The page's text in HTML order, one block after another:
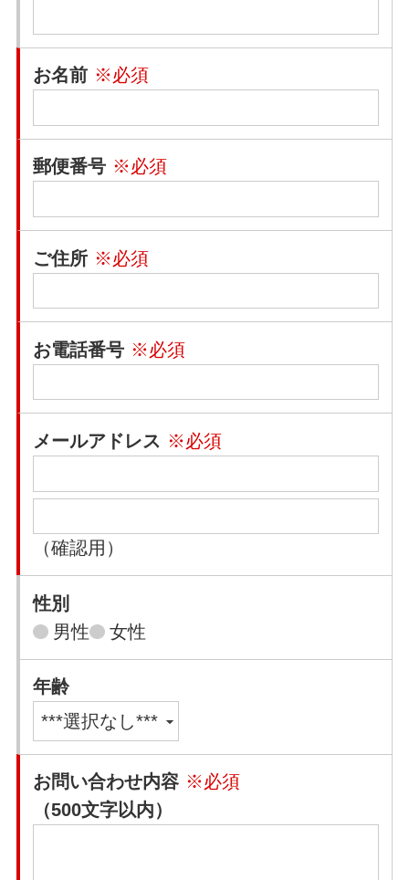
お名前 ※必須
郵便番号 ※必須
ご住所 ※必須
お電話番号 ※必須
メールアドレス ※必須
（確認用）
性別
男性
女性
年齢
お問い合わせ内容 ※必須
（500文字以内）